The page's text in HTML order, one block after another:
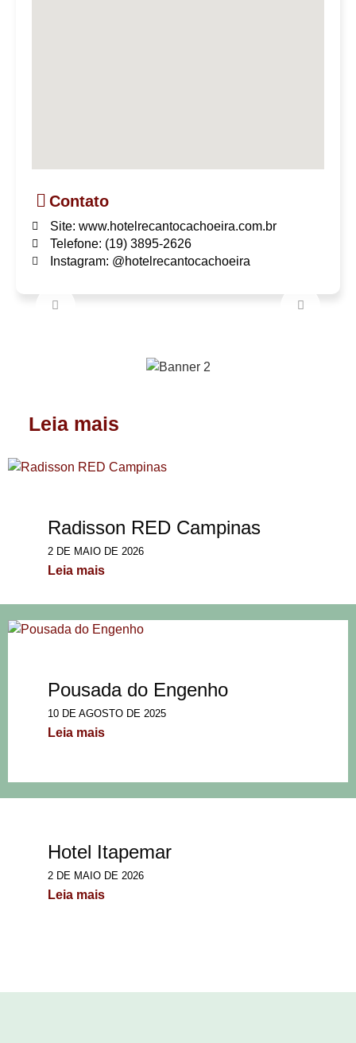
Contato
Site: www.hotelrecantocachoeira.com.br
Telefone: (19) 3895-2626
Instagram: @hotelrecantocachoeira
Leia mais
Radisson RED Campinas
2 DE MAIO DE 2026
Leia mais
Pousada do Engenho
10 DE AGOSTO DE 2025
Leia mais
Hotel Itapemar
2 DE MAIO DE 2026
Leia mais